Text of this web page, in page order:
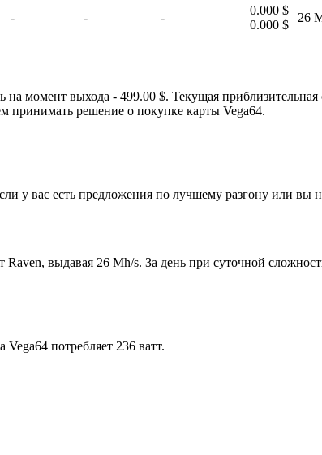
- - -
0.000 $
0.000 $
26
момент выхода - 499.00 $. Текущая
принимать решение о покупке карты Vega64.
у вас есть предложения по лучшему разгону или
выдавая 26 Mh/s. За день при суточной
потребляет 236 ватт.